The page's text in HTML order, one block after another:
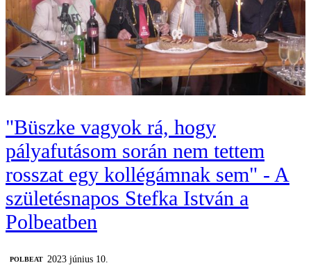
"Büszke vagyok rá, hogy
pályafutásom során nem tettem
rosszat egy kollégámnak sem" - A
születésnapos Stefka István a
Polbeatben
‎POLBEAT
2023 június 10.